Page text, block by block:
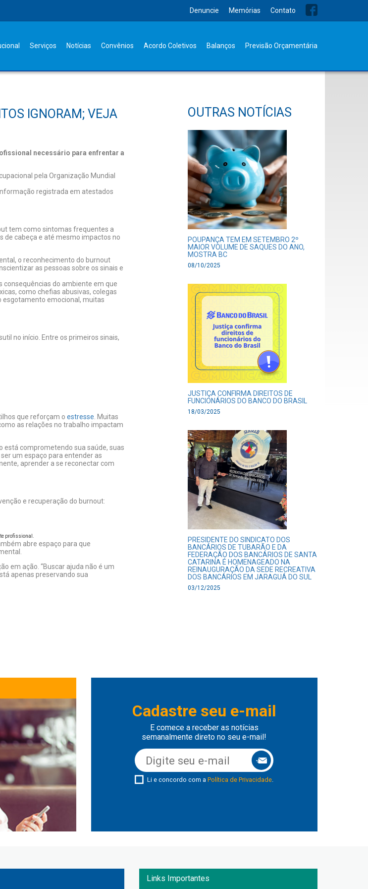
Denuncie Memórias Contato
Serviços Notícias Convênios Acordo Coletivos Balanços Previsão Orçamentária
IGNORAM; VEJA
necessário para enfrentar a
pela Organização Mundial
registrada em atestados
tem como sintomas frequentes a
de cabeça e até mesmo impactos no
o reconhecimento do burnout
as pessoas sobre os sinais e
consequências do ambiente em que
como chefias abusivas, colegas
esgotamento emocional, muitas
no início. Entre os primeiros sinais,
que reforçam o estresse . Muitas
as relações no trabalho impactam
está comprometendo sua saúde, suas
um espaço para entender as
aprender a se reconectar com
e recuperação do burnout:
profissional.
abre espaço para que
em ação. “Buscar ajuda não é um
apenas preservando sua
OUTRAS NOTÍCIAS
POUPANÇA TEM EM SETEMBRO 2º
MAIOR VOLUME DE SAQUES DO ANO,
MOSTRA BC
08/10/2025
JUSTIÇA CONFIRMA DIREITOS DE
FUNCIONÁRIOS DO BANCO DO BRASIL
18/03/2025
PRESIDENTE DO SINDICATO DOS
BANCÁRIOS DE TUBARÃO E DA
FEDERAÇÃO DOS BANCÁRIOS DE SANTA
CATARINA É HOMENAGEADO NA
REINAUGURAÇÃO DA SEDE RECREATIVA
DOS BANCÁRIOS EM JARAGUÁ DO SUL
03/12/2025
Cadastre seu e-mail
E comece a receber as notícias
semanalmente direto no seu e-mail!
Li e concordo com aPolítica de Privacidade.
Links Importantes